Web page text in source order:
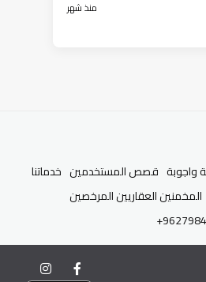
منذ شهر
واجوبة قصص المستخدمين خدماتنا
المخمنين العقاريين المرخصين